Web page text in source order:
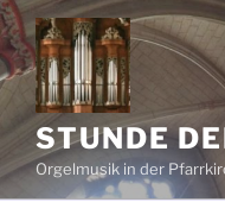
Zum
Inhalt
springen
STUNDE
Orgelmusik in der